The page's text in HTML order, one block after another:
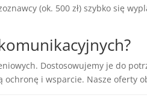
(ok. 500 zł) szybko się
Dostosowujemy je do
i wsparcie. Nasze oferty